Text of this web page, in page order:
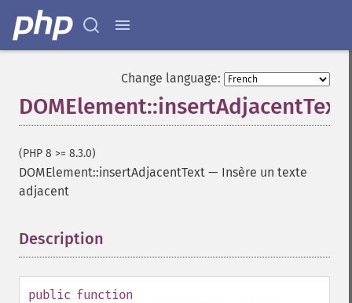
Change language:
DOMElement::insertAdjacentText
(PHP 8 >= 8.3.0)
DOMElement::insertAdjacentText — Insère un texte
adjacent
Description
public function